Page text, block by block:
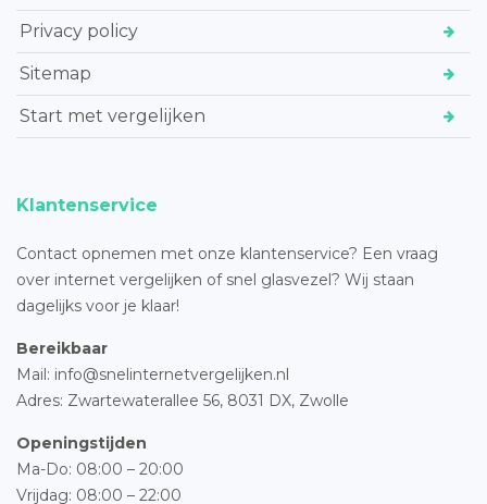
Privacy policy
Sitemap
Start met vergelijken
Klantenservice
Contact opnemen met onze klantenservice? Een vraag
over internet vergelijken of snel glasvezel? Wij staan
dagelijks voor je klaar!
Bereikbaar
Mail: info@snelinternetvergelijken.nl
Adres: Zwartewaterallee 56, 8031 DX, Zwolle
Openingstijden
Ma-Do: 08:00 – 20:00
Vrijdag: 08:00 – 22:00